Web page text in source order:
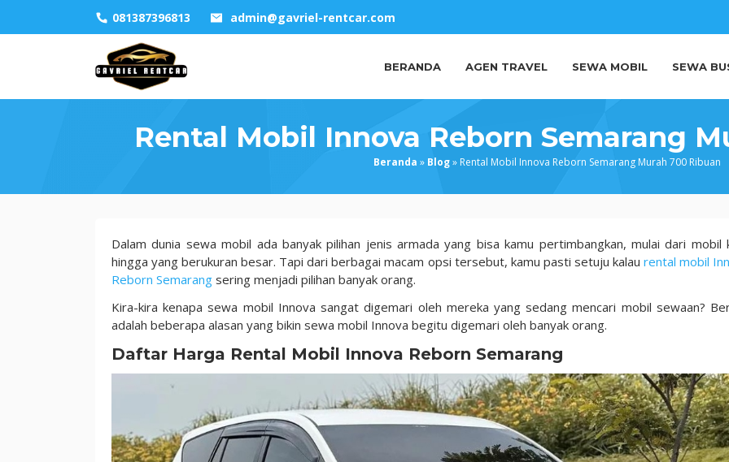
081387396813 admin@gavriel-rentcar.com
BERANDA AGEN TRAVEL SEWA MOBIL SEWA
Rental Mobil Innova Reborn Semarang
Beranda » Blog» Rental Mobil Innova Reborn Semarang Murah 700 Ribuan
Rental
Mobil
Innova
Semarang
Murah
700
Dalam dunia sewa mobil ada banyak pilihan jenis armada yang bisa kamu pertimbangkan, mulai dari mobil
hingga yang berukuran besar. Tapi dari berbagai macam opsi tersebut, kamu pasti setuju kalau rental mobil
Reborn Semarang sering menjadi pilihan banyak orang.
Kira-kira kenapa sewa mobil Innova sangat digemari oleh mereka yang sedang mencari mobil sewaan?
adalah beberapa alasan yang bikin sewa mobil Innova begitu digemari oleh banyak orang.
Daftar Harga Rental Mobil Innova Reborn Semarang